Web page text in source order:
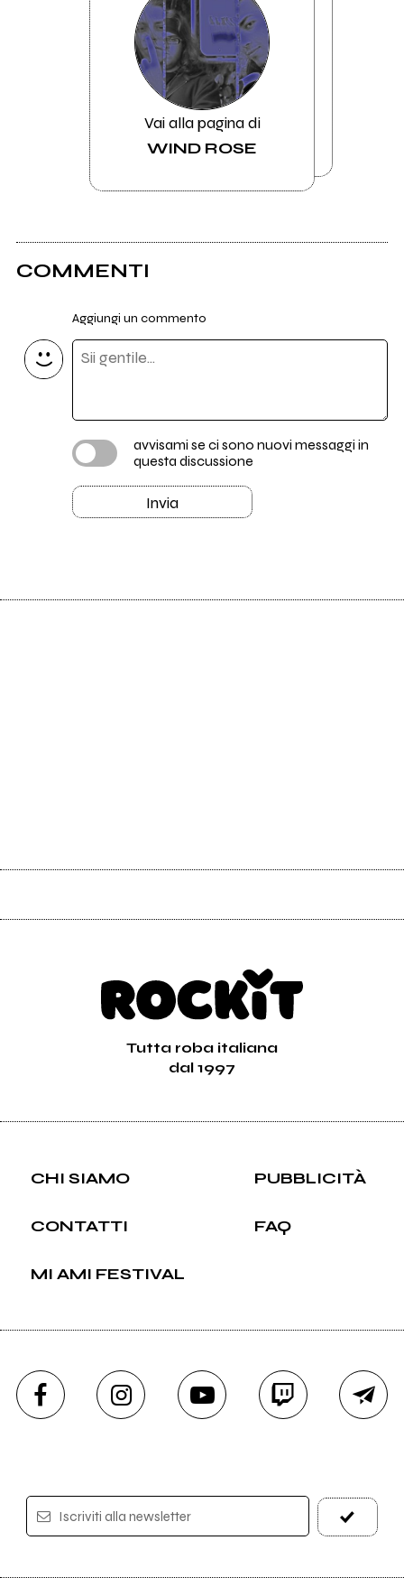
Vai alla pagina di
WIND ROSE
COMMENTI
Aggiungi un commento
avvisami se ci sono nuovi messaggi in
questa discussione
Invia
Tutta roba italiana
dal 1997
CHI SIAMO PUBBLICITÀ
CONTATTI FAQ
MI AMI FESTIVAL
Iscriviti alla newsletter